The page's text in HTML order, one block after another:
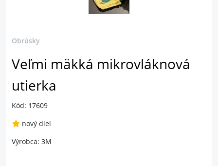
Obrúsky
Veľmi mäkká mikrovláknová
utierka
Kód: 17609
nový diel
Výrobca: 3M